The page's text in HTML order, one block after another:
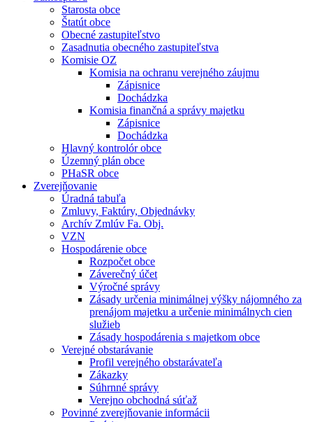
Starosta obce
Štatút obce
Obecné zastupiteľstvo
Zasadnutia obecného zastupiteľstva
Komisie OZ
Komisia na ochranu verejného záujmu
Zápisnice
Dochádzka
Komisia finančná a správy majetku
Zápisnice
Dochádzka
Hlavný kontrolór obce
Územný plán obce
PHaSR obce
Zverejňovanie
Úradná tabuľa
Zmluvy, Faktúry, Objednávky
Archív Zmlúv Fa. Obj.
VZN
Hospodárenie obce
Rozpočet obce
Záverečný účet
Výročné správy
Zásady určenia minimálnej výšky nájomného za
prenájom majetku a určenie minimálnych cien
služieb
Zásady hospodárenia s majetkom obce
Verejné obstarávanie
Profil verejného obstarávateľa
Zákazky
Súhrnné správy
Verejno obchodná súťaž
Povinné zverejňovanie informácii